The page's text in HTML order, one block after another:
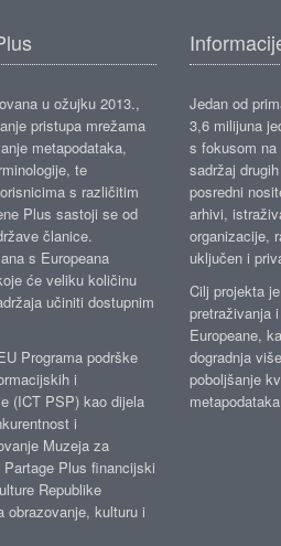
u ožujku 2013.,
pristupa mrežama
metapodataka,
te
s različitim
Plus sastoji se od
članice.
s Europeana
će veliku količinu
učiniti dostupnim
Programa podrške
i
(ICT PSP) kao dijela
i
Muzeja za
Plus financijski
Republike
obrazovanje, kulturu i
Jedan od
3,6 milijuna
s fokusom
sadržaj
posredni
arhivi,
organizacije,
uključen i
Cilj projekta
pretraživanja
Europeane,
dogradnja
poboljšanje